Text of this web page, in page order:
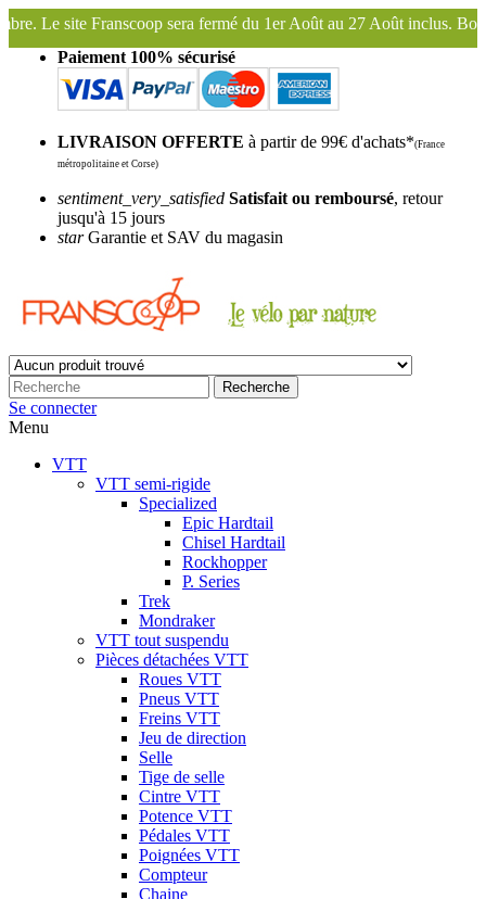
du 1er Août au 27 Août inclus. Bonnes vacances !
Paiement 100% sécurisé
LIVRAISON OFFERTE à partir de 99€ d'achats*(France
métropolitaine et Corse)
sentiment_very_satisfied Satisfait ou remboursé, retour
jusqu'à 15 jours
starGarantie et SAV du magasin
Recherche
Se connecter
Menu
VTT
VTT semi-rigide
Specialized
Epic Hardtail
Chisel Hardtail
Rockhopper
P. Series
Trek
Mondraker
VTT tout suspendu
Pièces détachées VTT
Roues VTT
Pneus VTT
Freins VTT
Jeu de direction
Selle
Tige de selle
Cintre VTT
Potence VTT
Pédales VTT
Poignées VTT
Compteur
Chaine